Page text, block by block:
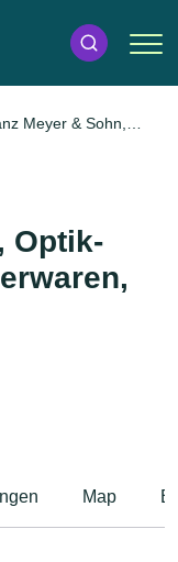
Meyer & Sohn,
Optik-
Map